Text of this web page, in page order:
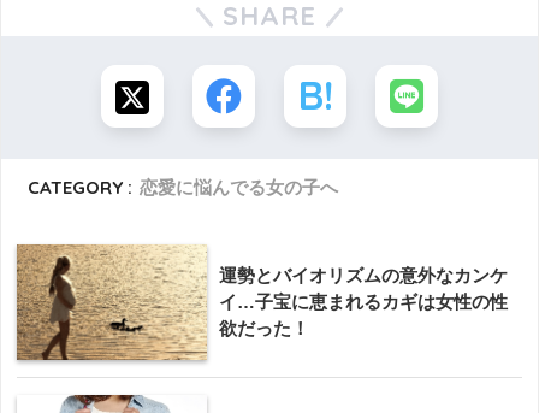
SHARE
CATEGORY : 恋愛に悩んでる女の子へ
運勢とバイオリズムの意外なカンケ
イ…子宝に恵まれるカギは女性の性
欲だった！